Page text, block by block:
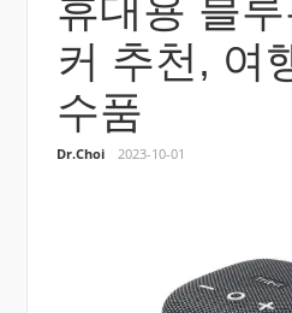
휴대용 블루
커 추천, 여
수품
Dr.Choi 2023-10-01